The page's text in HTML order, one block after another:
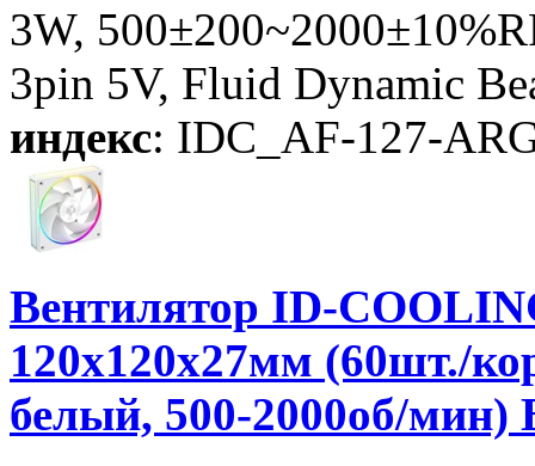
3W,
3pin 5V, Fluid Dynamic
индекс: IDC_AF-127-
Вентилятор ID-
120x120x27мм (60шт./
белый, 500-2000об/мин)